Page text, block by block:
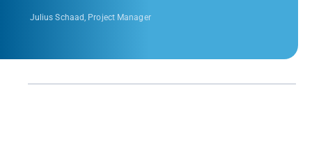
Julius Schaad, Project Manager